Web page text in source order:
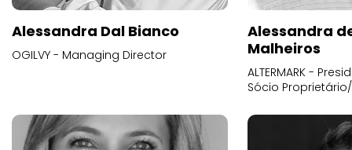
Alessandra Dal Bianco
OGILVY - Managing Director
Alessandra
Malheiros
ALTERMARK -
Sócio